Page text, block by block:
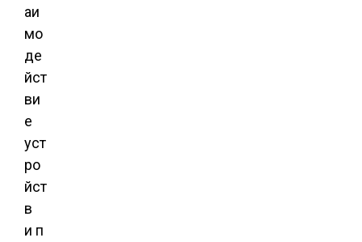
аи
мо
де
йст
ви
е
уст
ро
йст
в
и п